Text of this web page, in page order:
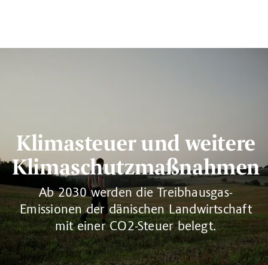
Klimasteuer und weitere
Klimaschutzmaßnahmen
Ab 2030 werden die Treibhausgas-
Emissionen der dänischen Landwirtschaft
mit einer CO2-Steuer belegt.